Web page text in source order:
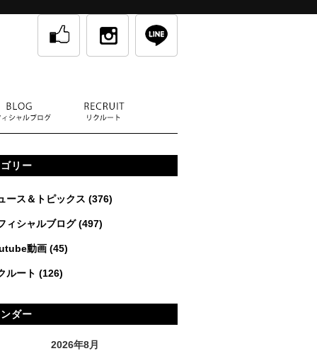
リー
ース＆トピックス (376)
ィシャルブログ(497)
動画 (45)
ルート (126)
ダー
2026年8月